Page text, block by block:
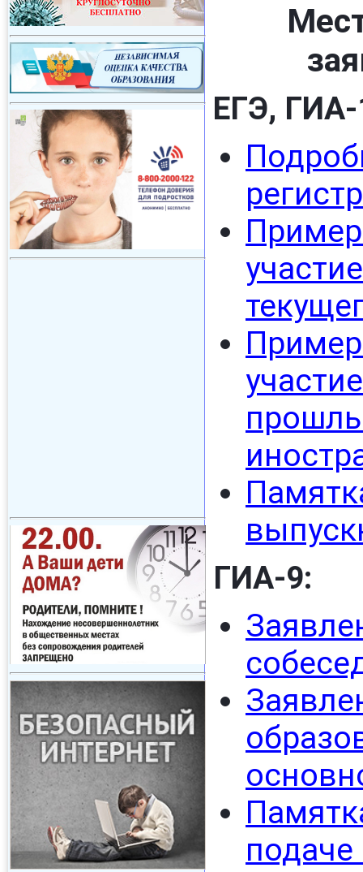
ЕГЭ, ГИА-
ГИА-9: